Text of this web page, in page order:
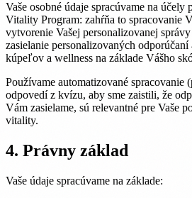
Vaše osobné údaje spracúvame na účely
Vitality Program: zahŕňa to spracovanie
vytvorenie Vašej personalizovanej
zasielanie personalizovaných
kúpeľov a wellness na základe Vášho
Používame automatizované spracovanie
odpovedí z kvízu, aby sme zaistili, že
Vám zasielame, sú relevantné pre Vaše
vitality.
4. Právny základ
Vaše údaje spracúvame na základe: